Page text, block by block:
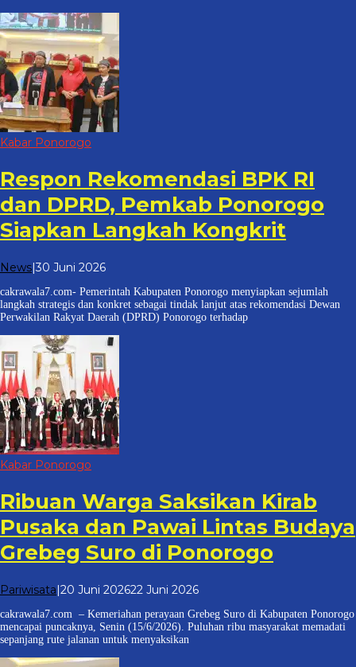
Kabar Ponorogo
Respon Rekomendasi BPK RI
dan DPRD, Pemkab Ponorogo
Siapkan Langkah Kongkrit
News|30 Juni 2026oleh
7
cakrawala7.com- Pemerintah Kabupaten Ponorogo menyiapkan sejumlah
langkah strategis dan konkret sebagai tindak lanjut atas rekomendasi Dewan
Perwakilan Rakyat Daerah (DPRD) Ponorogo terhadap
Kabar Ponorogo
Ribuan Warga Saksikan Kirab
Pusaka dan Pawai Lintas Budaya
Grebeg Suro di Ponorogo
Pariwisata|20 Juni 202622 Juni 2026oleh
7
cakrawala7.com – Kemeriahan perayaan Grebeg Suro di Kabupaten Ponorogo
mencapai puncaknya, Senin (15/6/2026). Puluhan ribu masyarakat memadati
sepanjang rute jalanan untuk menyaksikan